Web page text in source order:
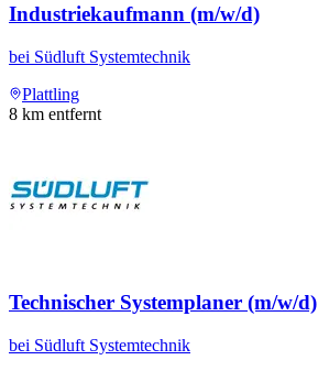
Industriekaufmann (m/w/d)
bei Südluft Systemtechnik
Plattling
8 km entfernt
Technischer Systemplaner (m/w/d)
bei Südluft Systemtechnik